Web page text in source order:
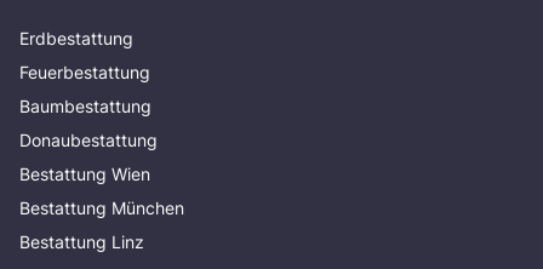
Erdbestattung
Feuerbestattung
Baumbestattung
Donaubestattung
Bestattung Wien
Bestattung München
Bestattung Linz